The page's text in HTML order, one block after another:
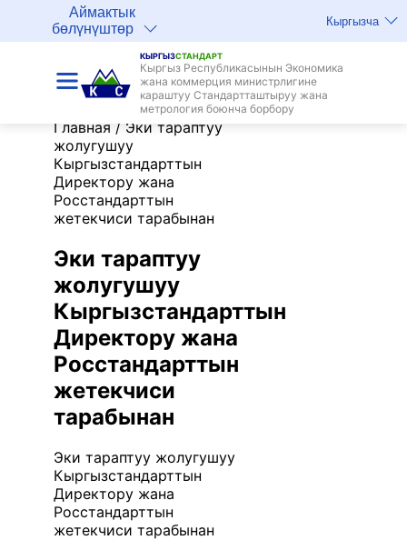
Аймактык
бөлүнүштөр
Кыргызча
КЫРГЫЗСТАНДАРТ
Кыргыз Республикасынын Экономика
жана коммерция министрлигине
караштуу Стандартташтыруу жана
метрология боюнча борбору
Главная / Эки тараптуу
жолугушуу
Кыргызстандарттын
Директору жана
Росстандарттын
жетекчиси тарабынан
Эки тараптуу
жолугушуу
Кыргызстандарттын
Директору жана
Росстандарттын
жетекчиси
тарабынан
Эки тараптуу жолугушуу
Кыргызстандарттын
Директору жана
Росстандарттын
жетекчиси тарабынан